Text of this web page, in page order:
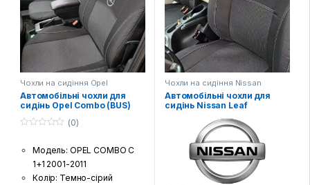
комплектацією автівки),
підлокітники і фальшпанелі
(якщо є у моделі)
Шов: Подвійна відстрочка
Лого: Логотип марки авто
на чохлах для передніх
сидінь
(якщо є у моделі)
Шов: Подвійна відстрочка
Лого: Логотип марки авто
на чохлах для передніх
сидінь
Чохли на сидіння Opel
Автомобільні чохли для
сидінь Opel Combo (BUS)
5
(0)
Модель: OPEL COMBO C
1+1 2001-2011
Колір: Темно-сірий
Чохли на сидіння Nissan
Автомобільні чохли для
сидінь Nissan Leaf